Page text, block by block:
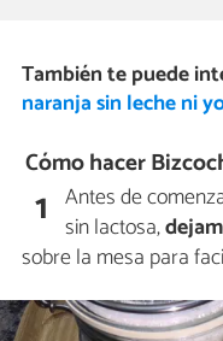
También te puede
naranja sin leche ni
Cómo hacer
1 Antes de
sin lactosa,
sobre la mesa para